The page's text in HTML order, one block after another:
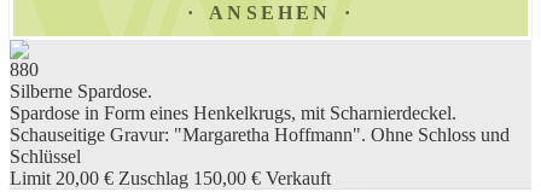
ANSEHEN
880
Silberne Spardose.
Spardose in Form eines Henkelkrugs, mit Scharnierdeckel.
Schauseitige Gravur: "Margaretha Hoffmann". Ohne Schloss und
Schlüssel
Limit 20,00 € Zuschlag 150,00 € Verkauft